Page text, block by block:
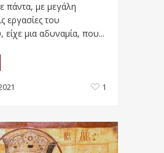
πάντα, με μεγάλη
εργασίες του
μια αδυναμία, που...
1